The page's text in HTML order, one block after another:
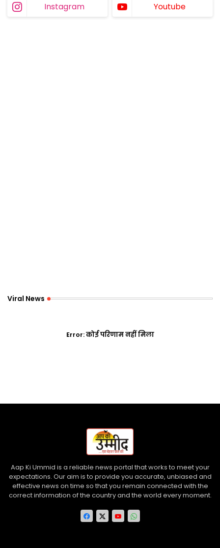
Instagram Youtube
Viral News
Error:कोई परिणाम नहीं मिला
Aap Ki Ummid is a reliable news portal that works to meet your
expectations. Our aim is to provide you accurate, unbiased and
effective news on time so that you remain connected with the
correct information of the country and the world every moment.